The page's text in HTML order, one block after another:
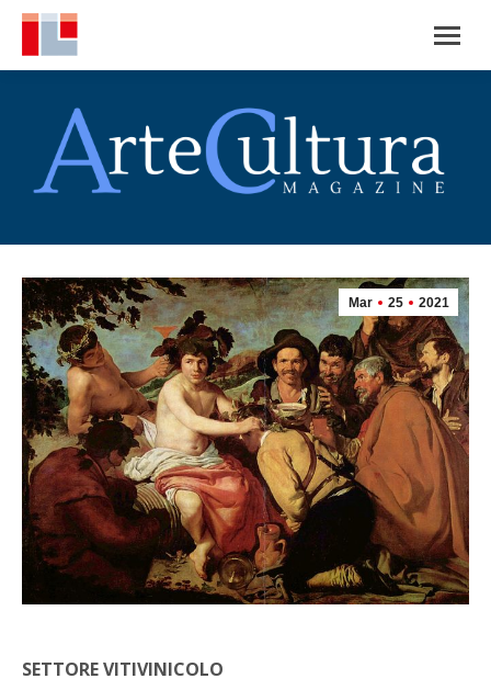
Mar 25 2021
SETTORE VITIVINICOLO